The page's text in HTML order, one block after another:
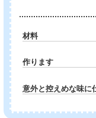
材料
作ります
意外と控えめな味に